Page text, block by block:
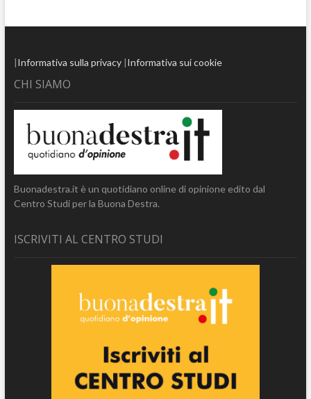
|Informativa sulla privacy|Informativa sui cookie
CHI SIAMO
Buonadestra.it è un quotidiano online di opinione edito dal
Centro Studi per la Buona Destra.
ISCRIVITI AL CENTRO STUDI